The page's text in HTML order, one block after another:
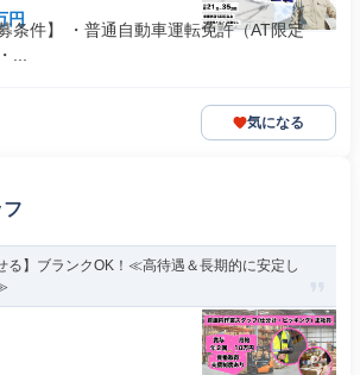
円
条件】 ・普通自動車運転免許（AT限定
...
気になる
る】ブランクOK！≪高待遇＆長期的に安定し